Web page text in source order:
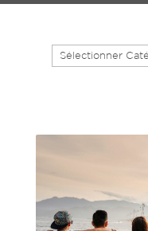
Catégories